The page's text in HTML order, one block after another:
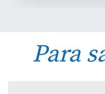
Para